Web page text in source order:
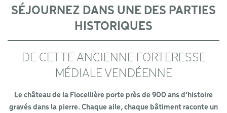
SÉJOURNEZ DANS UNE DES PARTIES
HISTORIQUES
DE CETTE ANCIENNE FORTERESSE
MÉDIALE VENDÉENNE
Le château de la Flocellière porte près de 900 ans d’histoire
gravés dans la pierre. Chaque aile, chaque bâtiment raconte un